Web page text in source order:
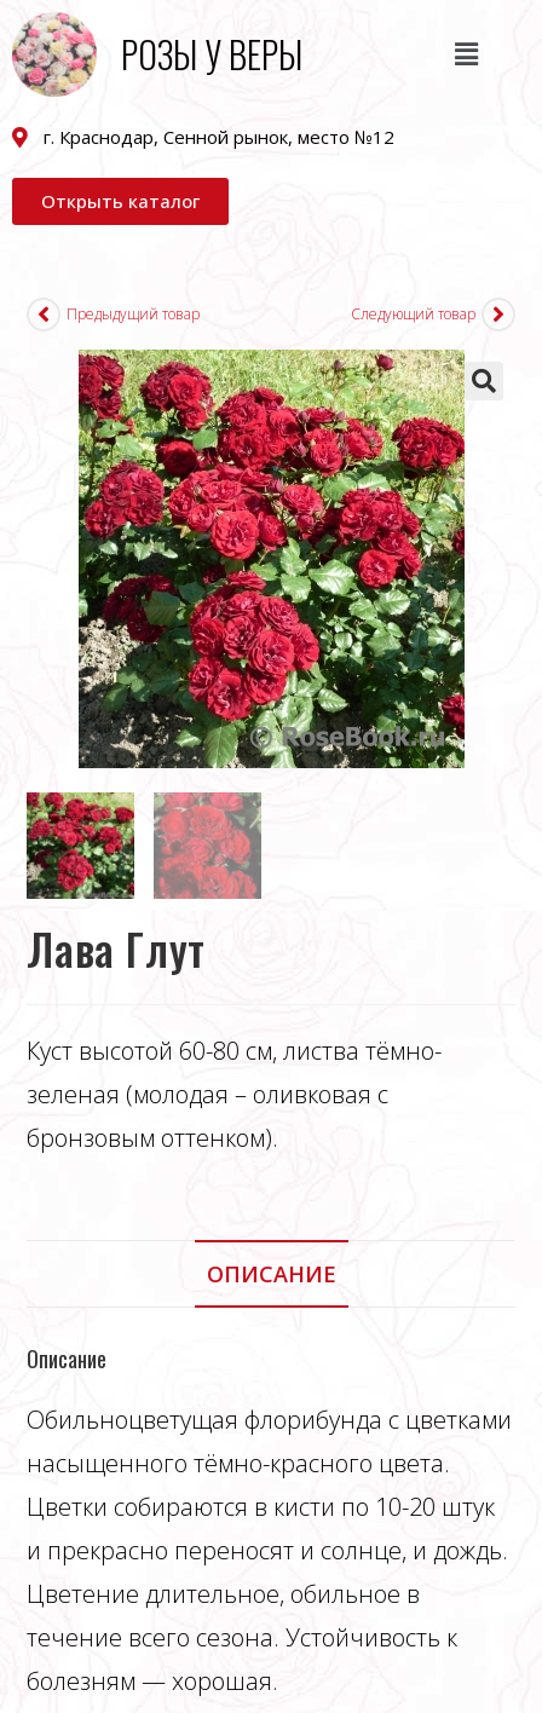
РОЗЫ У ВЕРЫ
г. Краснодар, Сенной рынок, место №12
Открыть каталог
Предыдущий товар Следующий товар
Лава Глут
Куст высотой 60-80 см, листва тёмно-
зеленая (молодая – оливковая с
бронзовым оттенком).
ОПИСАНИЕ
Описание
Обильноцветущая флорибунда с цветками
насыщенного тёмно-красного цвета.
Цветки собираются в кисти по 10-20 штук
и прекрасно переносят и солнце, и дождь.
Цветение длительное, обильное в
течение всего сезона. Устойчивость к
болезням — хорошая.